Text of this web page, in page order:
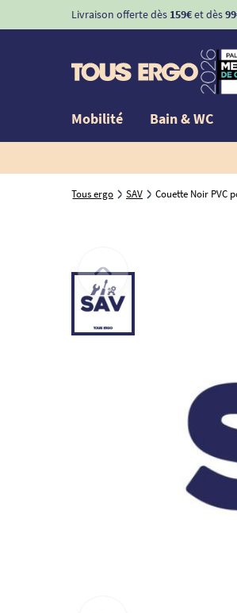
Livraison offerte dès 159€et dès
Mobilité Bain & WC
Tous ergo SAV Couette Noir PVC